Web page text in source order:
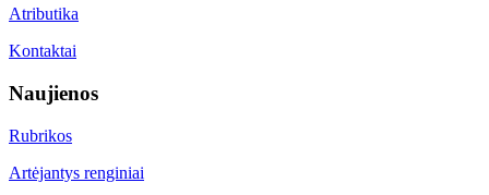
Atributika
Kontaktai
Naujienos
Rubrikos
Artėjantys renginiai